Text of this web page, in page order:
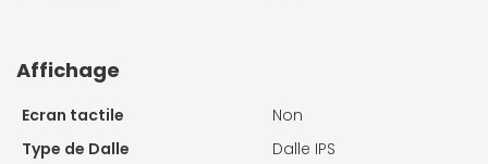
Affichage
Ecran tactile
Non
Type de Dalle
Dalle IPS